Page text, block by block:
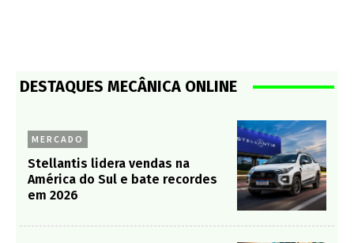
DESTAQUES MECÂNICA ONLINE
MERCADO
Stellantis lidera vendas na
América do Sul e bate recordes
em 2026